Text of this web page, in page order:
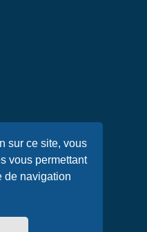
sur ce site, vous
vous permettant
de navigation